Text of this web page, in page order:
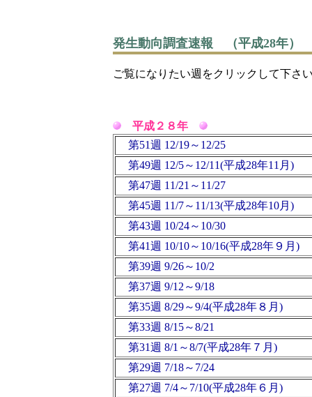
発生動向調査速報 （平成28年）
ご覧になりたい週をクリックして下さ
平成２８年
第51週 12/19～12/25
第49週 12/5～12/11(平成28年11月)
第47週 11/21～11/27
第45週 11/7～11/13(平成28年10月)
第43週 10/24～10/30
第41週 10/10～10/16(平成28年９月)
第39週 9/26～10/2
第37週 9/12～9/18
第35週 8/29～9/4(平成28年８月)
第33週 8/15～8/21
第31週 8/1～8/7(平成28年７月)
第29週 7/18～7/24
第27週 7/4～7/10(平成28年６月)